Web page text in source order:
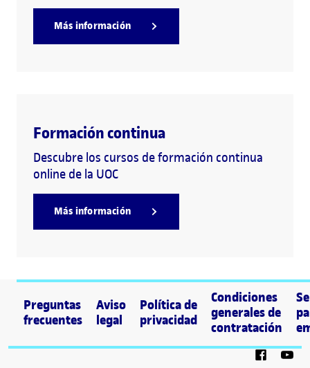
Más información
Formación continua
Descubre los cursos de formación continua
online de la UOC
Más información
Preguntas
frecuentes
Aviso
legal
Política de
privacidad
Condiciones
generales de
contratación